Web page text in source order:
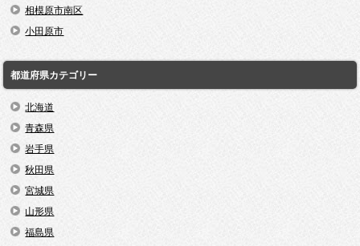
相模原市南区
小田原市
都道府県カテゴリー
北海道
青森県
岩手県
秋田県
宮城県
山形県
福島県